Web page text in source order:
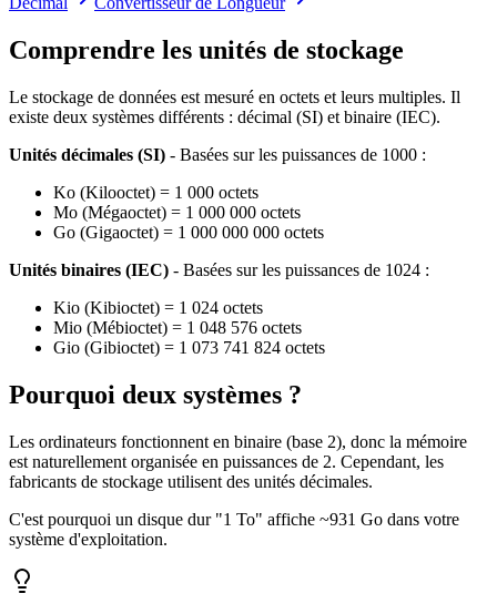
Comprendre les unités de stockage
Le stockage de données est mesuré en octets et leurs multiples. Il
existe deux systèmes différents : décimal (SI) et binaire (IEC).
Unités décimales (SI) - Basées sur les puissances de 1000 :
Ko (Kilooctet) = 1 000 octets
Mo (Mégaoctet) = 1 000 000 octets
Go (Gigaoctet) = 1 000 000 000 octets
Unités binaires (IEC) - Basées sur les puissances de 1024 :
Kio (Kibioctet) = 1 024 octets
Mio (Mébioctet) = 1 048 576 octets
Gio (Gibioctet) = 1 073 741 824 octets
Pourquoi deux systèmes ?
Les ordinateurs fonctionnent en binaire (base 2), donc la mémoire
est naturellement organisée en puissances de 2. Cependant, les
fabricants de stockage utilisent des unités décimales.
C'est pourquoi un disque dur "1 To" affiche ~931 Go dans votre
système d'exploitation.